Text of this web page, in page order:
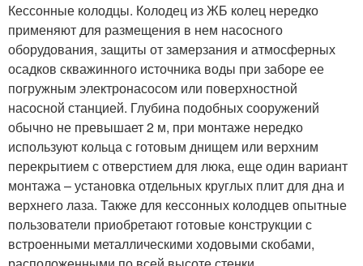
Кессонные колодцы. Колодец из ЖБ колец нередко
применяют для размещения в нем насосного
оборудования, защиты от замерзания и атмосферных
осадков скважинного источника воды при заборе ее
погружным электронасосом или поверхностной
насосной станцией. Глубина подобных сооружений
обычно не превышает 2 м, при монтаже нередко
используют кольца с готовым днищем или верхним
перекрытием с отверстием для люка, еще один вариант
монтажа – установка отдельных круглых плит для дна и
верхнего лаза. Также для кессонных колодцев опытные
пользователи приобретают готовые конструкции с
встроенными металлическими ходовыми скобами,